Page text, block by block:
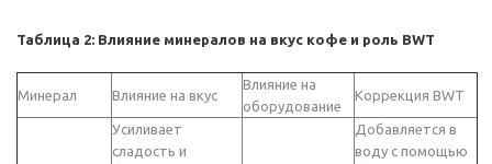
Таблица 2: Влияние минералов на вкус кофе и роль BWT
Минерал Влияние на вкус
Влияние на
оборудование
Коррекция BWT
Усиливает
сладость и
Добавляется в
воду с помощью